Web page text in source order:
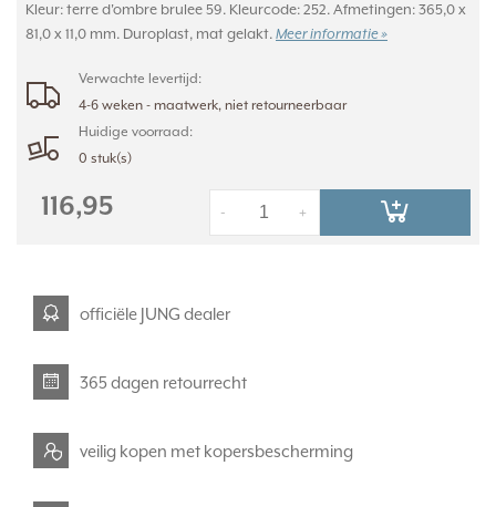
Kleur: terre d'ombre brulee 59. Kleurcode: 252. Afmetingen: 365,0 x
81,0 x 11,0 mm. Duroplast, mat gelakt. Meer informatie »
Verwachte levertijd:
4-6 weken - maatwerk, niet retourneerbaar
Huidige voorraad:
0 stuk(s)
116,95 +
-
officiële JUNG dealer
365 dagen retourrecht
veilig kopen met kopersbescherming